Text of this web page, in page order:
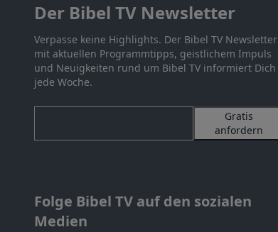
Der Bibel TV Newsletter
Verpasse keine Highlights. Der Bibel TV Newsletter
mit aktuellen Programmtipps, geistlichem Impuls
und Neuigkeiten rund um Bibel TV informiert Dich
jede Woche.
Gratis
anfordern
Folge Bibel TV auf den sozialen
Medien